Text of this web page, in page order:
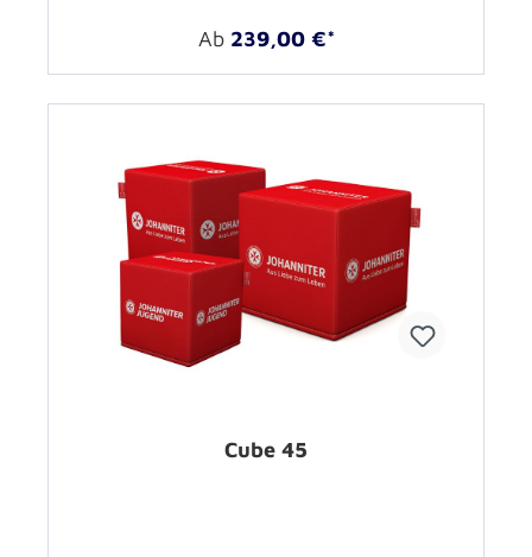
Ab 239,00 €*
Cube 45